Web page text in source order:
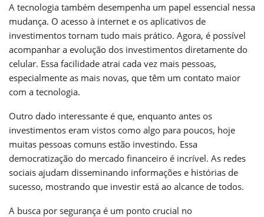
A tecnologia também desempenha um papel essencial nessa
mudança. O acesso à internet e os aplicativos de
investimentos tornam tudo mais prático. Agora, é possível
acompanhar a evolução dos investimentos diretamente do
celular. Essa facilidade atrai cada vez mais pessoas,
especialmente as mais novas, que têm um contato maior
com a tecnologia.
Outro dado interessante é que, enquanto antes os
investimentos eram vistos como algo para poucos, hoje
muitas pessoas comuns estão investindo. Essa
democratização do mercado financeiro é incrível. As redes
sociais ajudam disseminando informações e histórias de
sucesso, mostrando que investir está ao alcance de todos.
A busca por segurança é um ponto crucial no